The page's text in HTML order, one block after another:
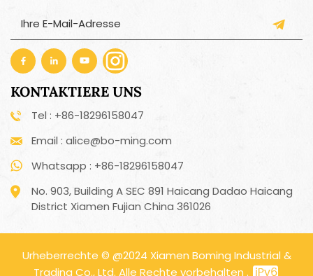
KONTAKTIERE UNS
Tel : +86-18296158047
Email : alice@bo-ming.com
Whatsapp : +86-18296158047
No. 903, Building A SEC 891 Haicang Dadao Haicang
District Xiamen Fujian China 361026
Urheberrechte © @2024 Xiamen Boming Industrial &
Trading Co., Ltd. Alle Rechte vorbehalten .